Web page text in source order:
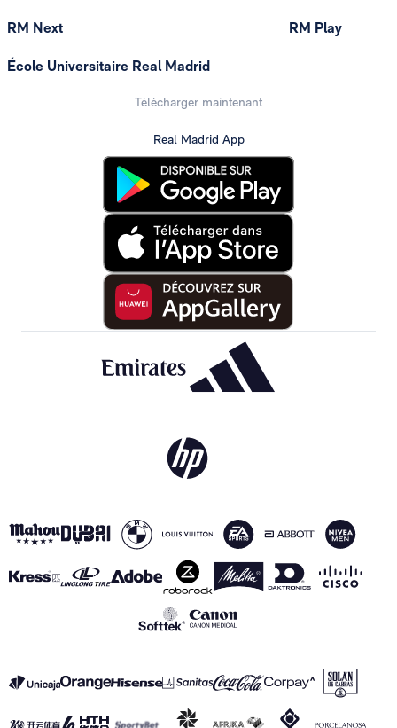
RM Next
École Universitaire Real Madrid
RM Play
Télécharger maintenant
Real Madrid App